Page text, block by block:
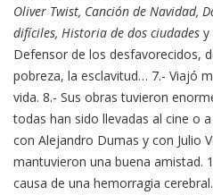
Oliver Twist, Canción de Navidad,
difíciles, Historia de dos ciudades y
Defensor de los desfavorecidos,
pobreza, la esclavitud… 7.- Viajó
vida. 8.- Sus obras tuvieron
todas han sido llevadas al cine o
con Alejandro Dumas y con Julio
mantuvieron una buena amistad.
causa de una hemorragia